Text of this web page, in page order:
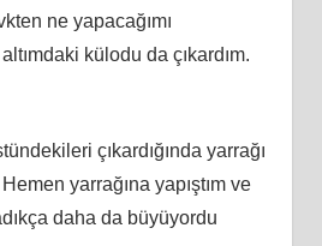
ne yapacağımı
altımdaki külodu da çıkardım.
çıkardığında yarrağı
yarrağına yapıştım ve
daha da büyüyordu